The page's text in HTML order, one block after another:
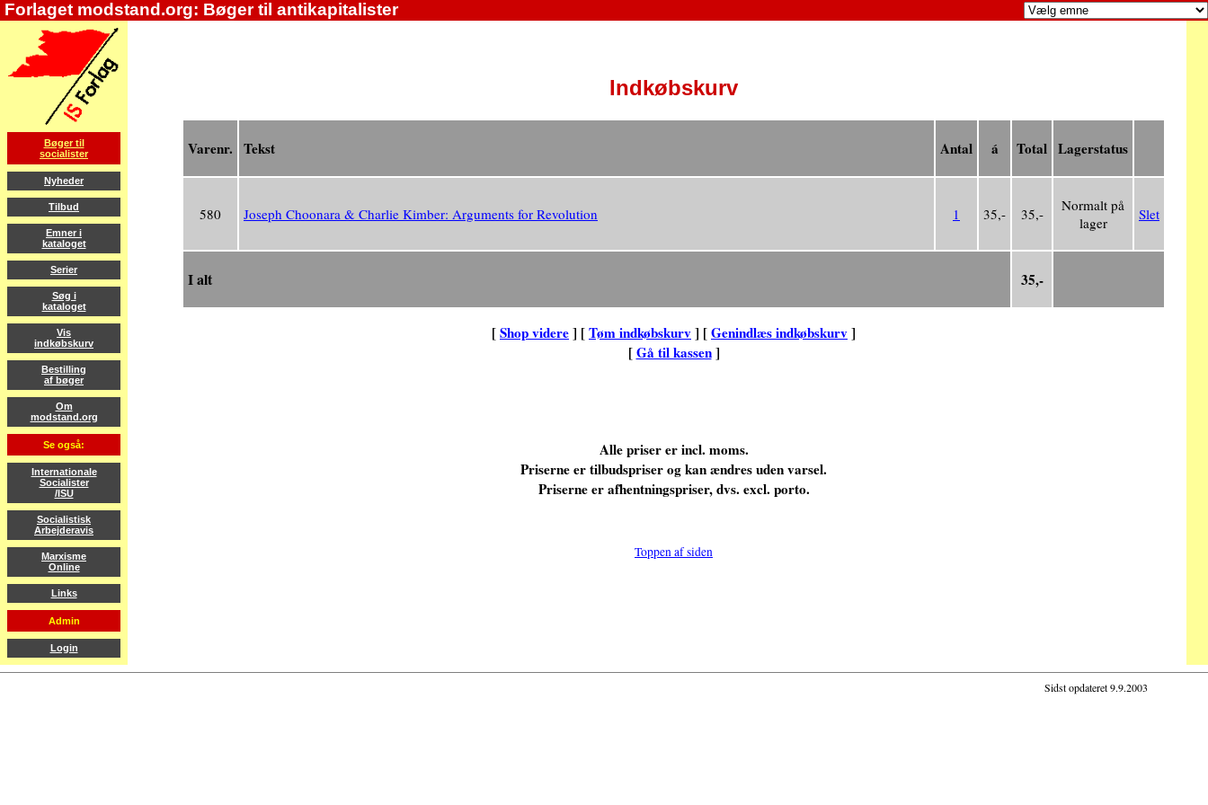
Forlaget modstand.org: Bøger til antikapitalister
Bøger til
socialister
Nyheder
Tilbud
Emner i
kataloget
Serier
Søg i
kataloget
Vis
indkøbskurv
Bestilling
af bøger
Om
modstand.org
Se også:
Internationale
Socialister
/ISU
Socialistisk
Arbejderavis
Marxisme
Online
Links
Admin
Login
Indkøbskurv
Varenr. Tekst Antal á Total Lagerstatus
580 Joseph Choonara & Charlie Kimber: Arguments for Revolution 1 35,- 35,-
Normalt på
lager
Slet
I alt 35,-
[Shop videre] [Tøm indkøbskurv] [Genindlæs indkøbskurv]
[Gå til kassen]
Alle priser er incl. moms.
Priserne er tilbudspriser og kan ændres uden varsel.
Priserne er afhentningspriser, dvs. excl. porto.
Toppen af siden
Sidst opdateret9.9.2003